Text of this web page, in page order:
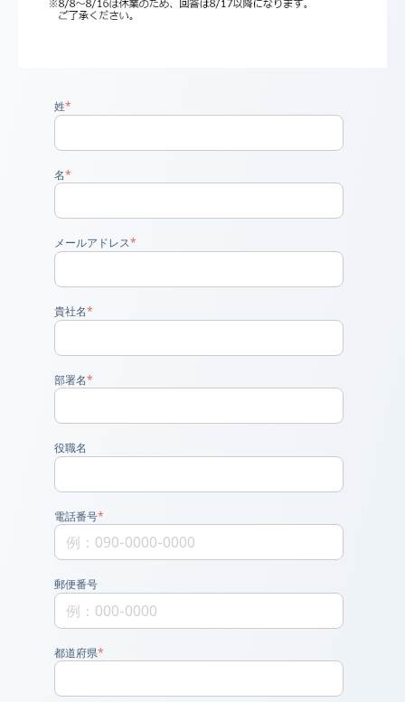
姓*
名*
メールアドレス*
貴社名*
部署名*
役職名
電話番号*
郵便番号
都道府県*